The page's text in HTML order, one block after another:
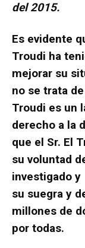
del 2015.
Es evidente
Troudi ha
mejorar su
no se trata
Troudi es un
derecho a la
que el Sr. El
su voluntad
investigado
su suegra y
millones de
por todas.